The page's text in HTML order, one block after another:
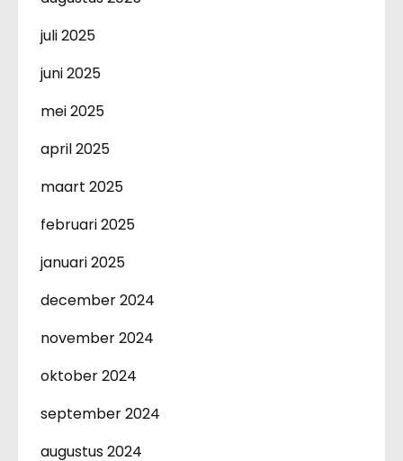
juli 2025
juni 2025
mei 2025
april 2025
maart 2025
februari 2025
januari 2025
december 2024
november 2024
oktober 2024
september 2024
augustus 2024